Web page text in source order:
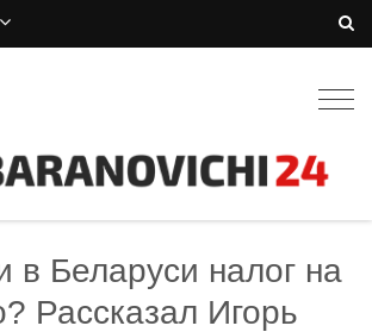
в Беларуси налог на
Рассказал Игорь